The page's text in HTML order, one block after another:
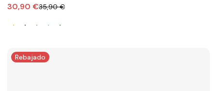
30,90 €35,90 €
Rebajado